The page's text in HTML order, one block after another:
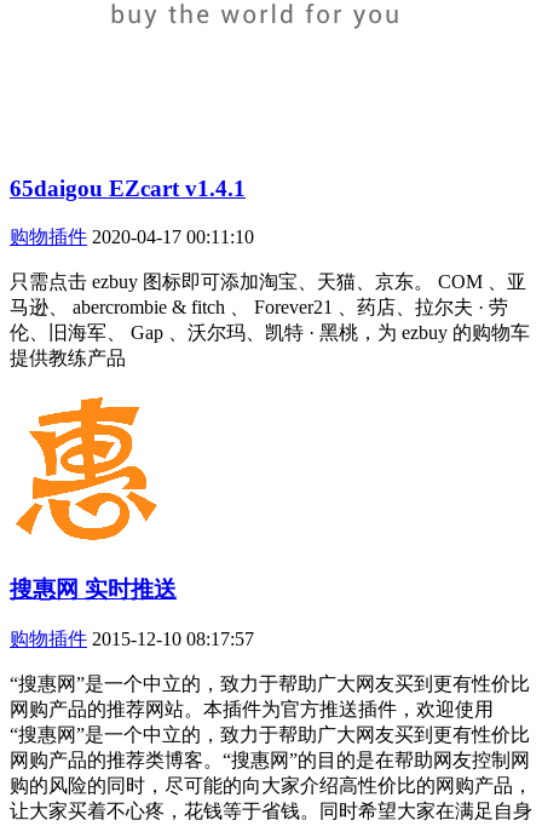
65daigou EZcart v1.4.1
购物插件 2020-04-17 00:11:10
只需点击 ezbuy 图标即可添加淘宝、天猫、京东。 COM 、亚
马逊、 abercrombie & fitch 、 Forever21 、药店、拉尔夫 · 劳
伦、旧海军、 Gap 、沃尔玛、凯特 · 黑桃，为 ezbuy 的购物车
提供教练产品
搜惠网 实时推送
购物插件 2015-12-10 08:17:57
“搜惠网”是一个中立的，致力于帮助广大网友买到更有性价比
网购产品的推荐网站。本插件为官方推送插件，欢迎使用
“搜惠网”是一个中立的，致力于帮助广大网友买到更有性价比
网购产品的推荐类博客。“搜惠网”的目的是在帮助网友控制网
购的风险的同时，尽可能的向大家介绍高性价比的网购产品，
让大家买着不心疼，花钱等于省钱。同时希望大家在满足自身